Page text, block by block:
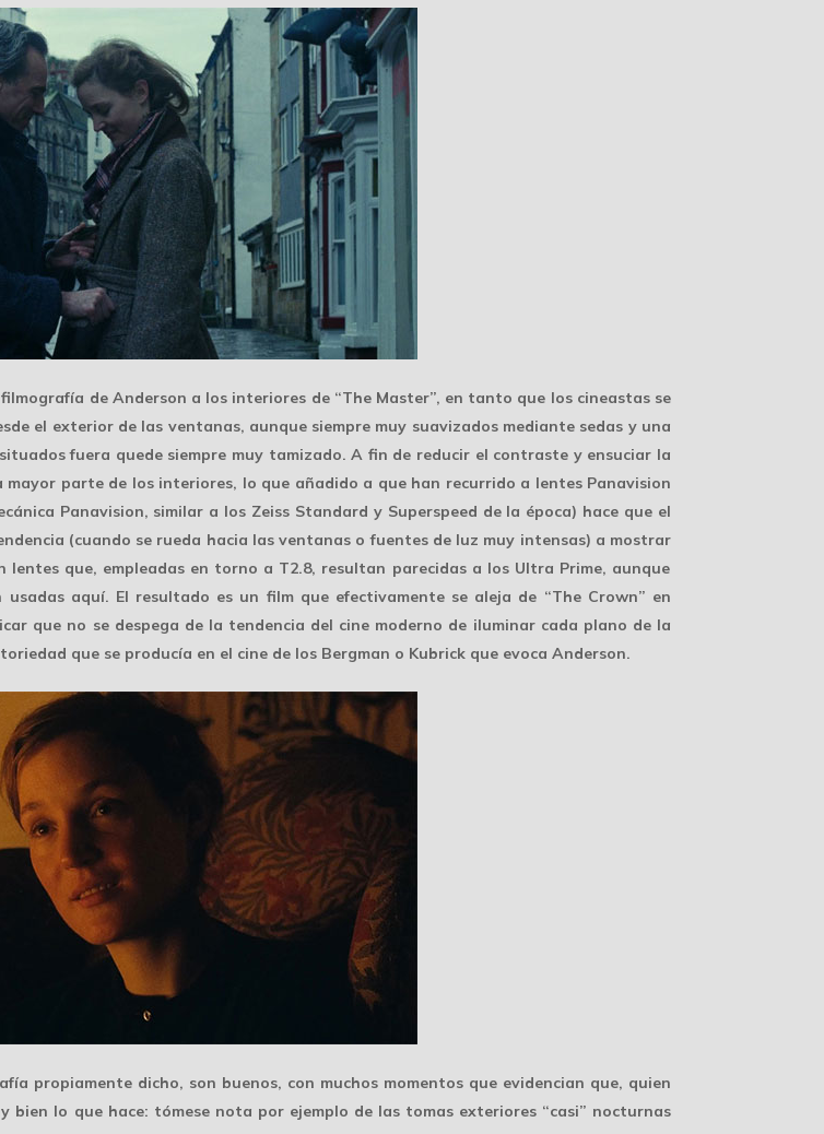
de Anderson a los interiores de “The Master”, en tanto que los cineastas se
el exterior de las ventanas, aunque siempre muy suavizados mediante sedas y una
fuera quede siempre muy tamizado. A fin de reducir el contraste y ensuciar la
parte de los interiores, lo que añadido a que han recurrido a lentes Panavision
Panavision, similar a los Zeiss Standard y Superspeed de la época) hace que el
(cuando se rueda hacia las ventanas o fuentes de luz muy intensas) a mostrar
lentes que, empleadas en torno a T2.8, resultan parecidas a los Ultra Prime, aunque
aquí. El resultado es un film que efectivamente se aleja de “The Crown” en
que no se despega de la tendencia del cine moderno de iluminar cada plano de la
que se producía en el cine de los Bergman o Kubrick que evoca Anderson.
propiamente dicho, son buenos, con muchos momentos que evidencian que, quien
bien lo que hace: tómese nota por ejemplo de las tomas exteriores “casi” nocturnas